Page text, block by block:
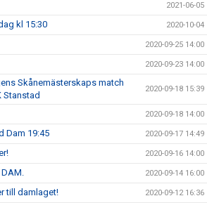
2021-06-05
kl 15:30 2020-10-04
2020-09-25 14:00
2020-09-23 14:00
Skånemästerskaps match
Stanstad
2020-09-18 15:39
2020-09-18 14:00
Dam 19:45 2020-09-17 14:49
2020-09-16 14:00
2020-09-14 16:00
till damlaget! 2020-09-12 16:36